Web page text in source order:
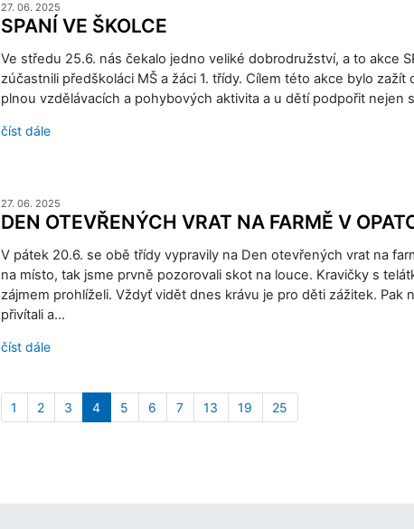
27. 06. 2025
SPANÍ VE ŠKOLCE
Ve středu 25.6. nás čekalo jedno veliké dobrodružství, a to akce
zúčastnili předškoláci MŠ a žáci 1. třídy. Cílem této akce bylo
plnou vzdělávacích a pohybových aktivita a u dětí podpořit nejen
číst dále
27. 06. 2025
DEN OTEVŘENÝCH VRAT NA FARMĚ V
V pátek 20.6. se obě třídy vypravily na Den otevřených vrat na
na místo, tak jsme prvně pozorovali skot na louce. Kravičky s
zájmem prohlíželi. Vždyť vidět dnes krávu je pro děti zážitek. Pak
přivítali a…
číst dále
1 2 3 4 5 6 7 13 19 25